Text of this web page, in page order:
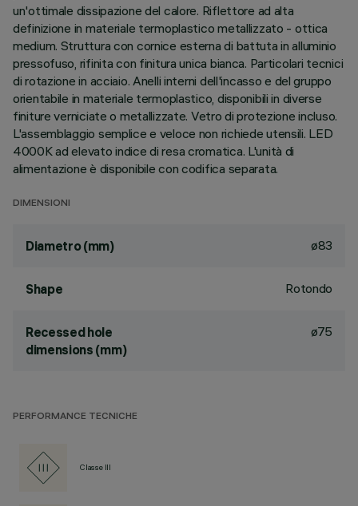
un'ottimale dissipazione del calore. Riflettore ad alta
definizione in materiale termoplastico metallizzato - ottica
medium. Struttura con cornice esterna di battuta in alluminio
pressofuso, rifinita con finitura unica bianca. Particolari tecnici
di rotazione in acciaio. Anelli interni dell'incasso e del gruppo
orientabile in materiale termoplastico, disponibili in diverse
finiture verniciate o metallizzate. Vetro di protezione incluso.
L'assemblaggio semplice e veloce non richiede utensili. LED
4000K ad elevato indice di resa cromatica. L'unità di
alimentazione è disponibile con codifica separata.
DIMENSIONI
Diametro (mm) ø83
Shape Rotondo
Recessed hole
dimensions (mm)
ø75
PERFORMANCE TECNICHE
Classe III